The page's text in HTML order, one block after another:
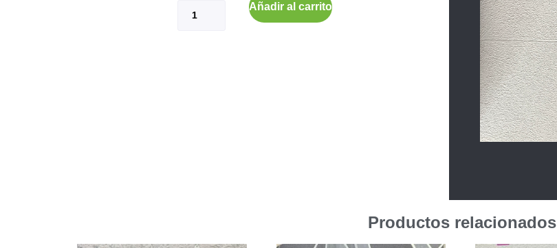
Añadir al carrito
Productos relacionados